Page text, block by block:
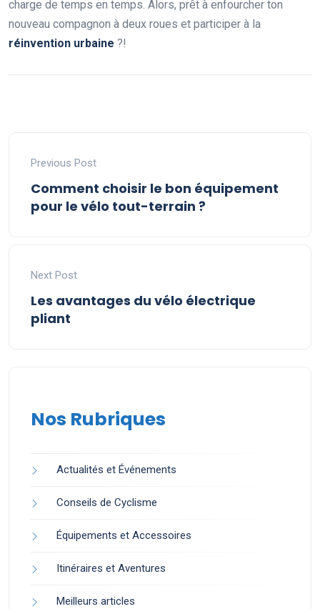
charge de temps en temps. Alors, prêt à enfourcher ton
nouveau compagnon à deux roues et participer à la
réinvention urbaine ?!
Previous Post
Comment choisir le bon équipement
pour le vélo tout-terrain ?
Next Post
Les avantages du vélo électrique
pliant
Nos Rubriques
Actualités et Événements
Conseils de Cyclisme
Équipements et Accessoires
Itinéraires et Aventures
Meilleurs articles